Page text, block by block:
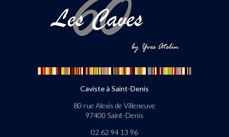
Caviste à Saint-Denis
80 rue Alexis de Villeneuve
97400 Saint-Denis
02 62 94 13 96